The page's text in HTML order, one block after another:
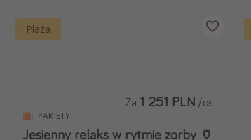
Plaża
PAKIETY
Jesienny relaks w rytmie zorby 🏺
Za 1 251 PLN /os